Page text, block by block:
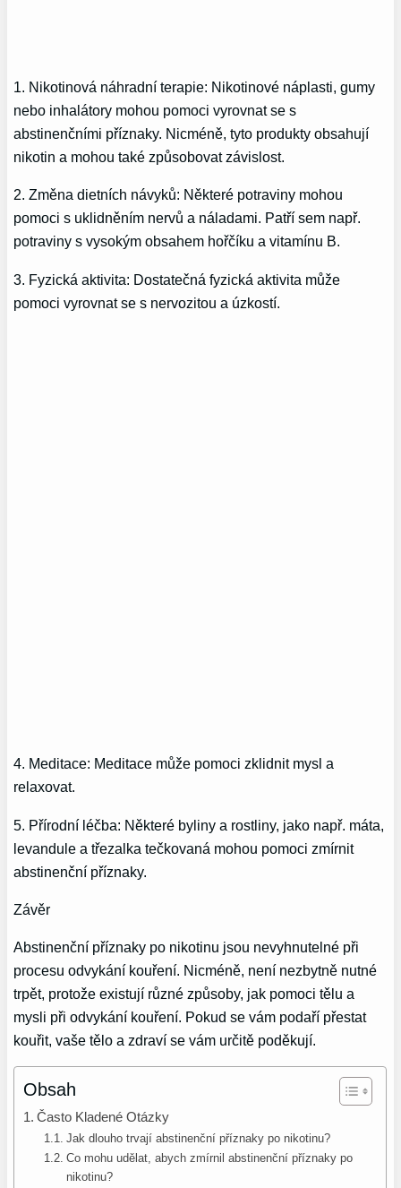
1. Nikotinová náhradní terapie: Nikotinové náplasti, gumy
nebo inhalátory mohou pomoci vyrovnat se s
abstinenčními příznaky. Nicméně, tyto produkty obsahují
nikotin a mohou také způsobovat závislost.
2. Změna dietních návyků: Některé potraviny mohou
pomoci s uklidněním nervů a náladami. Patří sem např.
potraviny s vysokým obsahem hořčíku a vitamínu B.
3. Fyzická aktivita: Dostatečná fyzická aktivita může
pomoci vyrovnat se s nervozitou a úzkostí.
4. Meditace: Meditace může pomoci zklidnit mysl a
relaxovat.
5. Přírodní léčba: Některé byliny a rostliny, jako např. máta,
levandule a třezalka tečkovaná mohou pomoci zmírnit
abstinenční příznaky.
Závěr
Abstinenční příznaky po nikotinu jsou nevyhnutelné při
procesu odvykání kouření. Nicméně, není nezbytně nutné
trpět, protože existují různé způsoby, jak pomoci tělu a
mysli při odvykání kouření. Pokud se vám podaří přestat
kouřit, vaše tělo a zdraví se vám určitě poděkují.
Obsah
Často Kladené Otázky
Jak dlouho trvají abstinenční příznaky po nikotinu?
Co mohu udělat, abych zmírnil abstinenční příznaky po
nikotinu?